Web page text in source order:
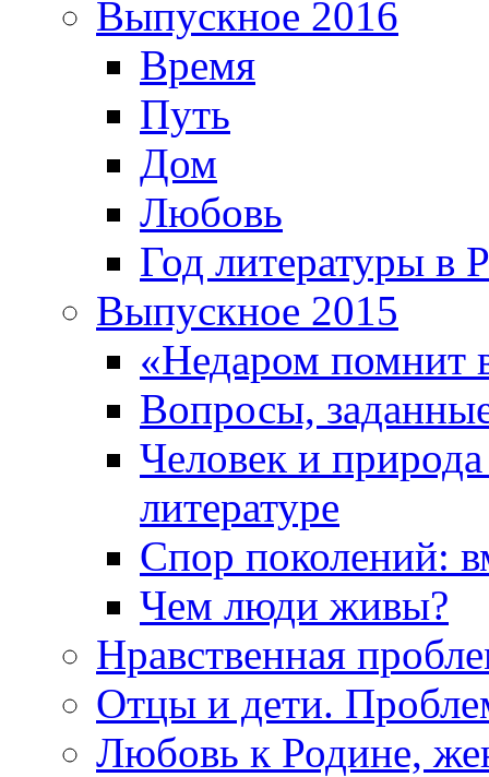
Выпускное 2016
Время
Путь
Дом
Любовь
Год литературы в
Выпускное 2015
«Недаром помнит
Вопросы,
Человек и
литературе
Спор поколений:
Чем люди живы?
Нравственная
Отцы и дети.
Любовь к Родине,